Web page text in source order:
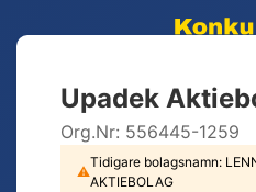
Upadek
Org.Nr: 556445-1259
⚠
Tidigare bolagsnamn:
AKTIEBOLAG